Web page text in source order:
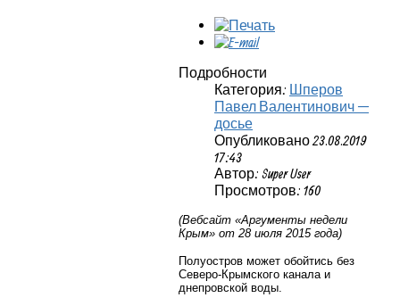
Подробности
Категория: Шперов
Павел Валентинович —
досье
Опубликовано 23.08.2019
17:43
Автор: Super User
Просмотров: 160
(Вебсайт «Аргументы недели
Крым» от 28 июля 2015 года)
Полуостров может обойтись без
Северо-Крымского канала и
днепровской воды.